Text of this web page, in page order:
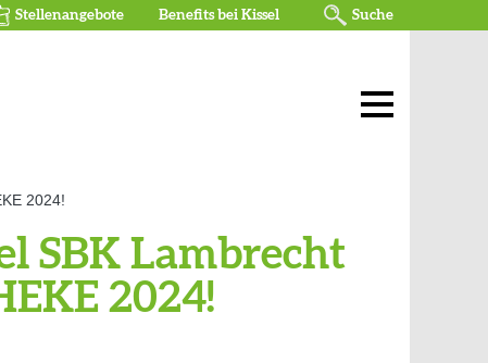
Stellenangebote Benefits bei Kissel Suche
2024!
SBK Lambrecht
2024!